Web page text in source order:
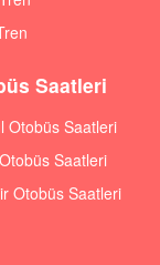
Saatleri
Otobüs Saatleri
Saatleri
Otobüs Saatleri